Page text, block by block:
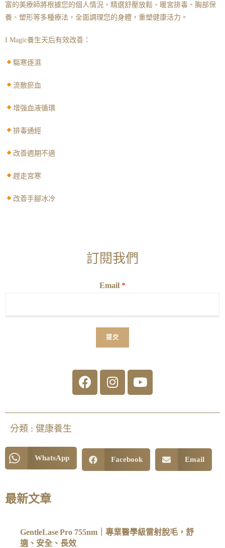
富的美療師將根據您的個人情況，精選舒壓放鬆、暖宮排毒、胸部保
養、塑形等多種療法，全面調理您的身體，重塑健康活力。
I Magic養生天后有效改善：
驅寒逐濕
流散瘀血
增強血液循環
排毒通經
改善週期不適
趕走宮寒
改善手腳冰冷
訂閱我們
Email *
提交
分類 : 健康養生
WhatsApp Facebook Email
最新文章
GentleLase Pro 755nm｜專業醫學級雷射脫毛，舒
適、安全、長效